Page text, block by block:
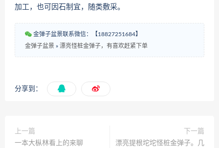
加工，也可因石制宜，随类敷采。
金弹子盆景联系微信：【18827251684】
金弹子盆景 » 漂亮怪桩金弹子，有喜欢赶紧下单
分享到：
上一篇
一本大枞林看上的来聊
下一篇
漂亮提根坨坨怪桩金弹子。几